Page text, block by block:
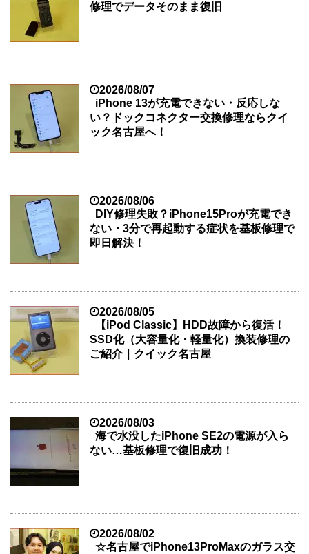
修理でデータそのまま復旧
2026/08/07
iPhone 13が充電できない・反応しな
い？ドックコネクター交換修理ならクイ
ック名古屋へ！
2026/08/06
DIY修理失敗？iPhone15Proが充電でき
ない・3分で再起動する症状を基板修理で
即日解決！
2026/08/05
【iPod Classic】HDD故障から復活！
SSD化（大容量化・軽量化）換装修理の
ご紹介｜クイック名古屋
2026/08/03
海で水没したiPhone SE2の電源が入ら
ない…基板修理で復旧成功！
2026/08/02
☆名古屋でiPhone13ProMaxのガラス交